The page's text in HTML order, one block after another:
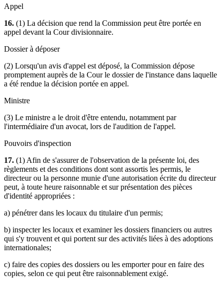
Appel
16. (1) La décision que rend la Commission peut être portée en
appel devant la Cour divisionnaire.
Dossier à déposer
(2) Lorsqu'un avis d'appel est déposé, la Commission dépose
promptement auprès de la Cour le dossier de l'instance dans laquelle
a été rendue la décision portée en appel.
Ministre
(3) Le ministre a le droit d'être entendu, notamment par
l'intermédiaire d'un avocat, lors de l'audition de l'appel.
Pouvoirs d'inspection
17. (1) Afin de s'assurer de l'observation de la présente loi, des
règlements et des conditions dont sont assortis les permis, le
directeur ou la personne munie d'une autorisation écrite du directeur
peut, à toute heure raisonnable et sur présentation des pièces
d'identité appropriées :
a) pénétrer dans les locaux du titulaire d'un permis;
b) inspecter les locaux et examiner les dossiers financiers ou autres
qui s'y trouvent et qui portent sur des activités liées à des adoptions
internationales;
c) faire des copies des dossiers ou les emporter pour en faire des
copies, selon ce qui peut être raisonnablement exigé.